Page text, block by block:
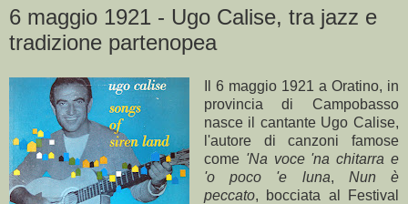
6 maggio 1921 - Ugo Calise, tra jazz e
tradizione partenopea
Il 6 maggio 1921 a Oratino, in
provincia di Campobasso
nasce il cantante Ugo Calise,
l'autore di canzoni famose
come 'Na voce 'na chitarra e
'o poco 'e luna, Nun è
peccato, bocciata al Festival